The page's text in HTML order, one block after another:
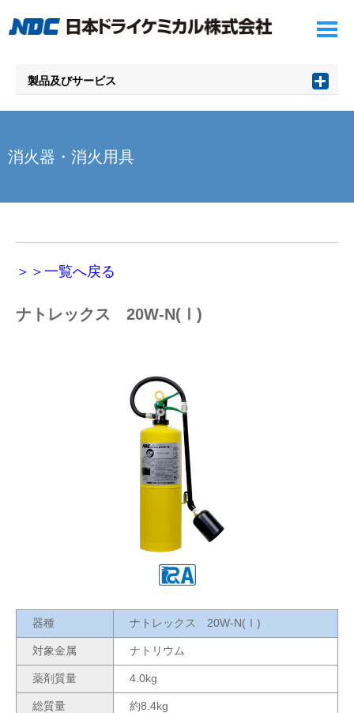
製品及びサービス
消火器・消火用具
＞＞一覧へ戻る
ナトレックス 20W-N(Ⅰ)
器種 ナトレックス 20W-N(Ⅰ)
対象金属 ナトリウム
薬剤質量 4.0kg
総質量 約8.4kg